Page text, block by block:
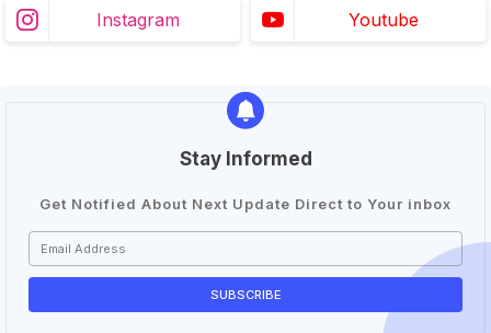
Instagram Youtube
Stay Informed
Get Notified About Next Update Direct to Your inbox